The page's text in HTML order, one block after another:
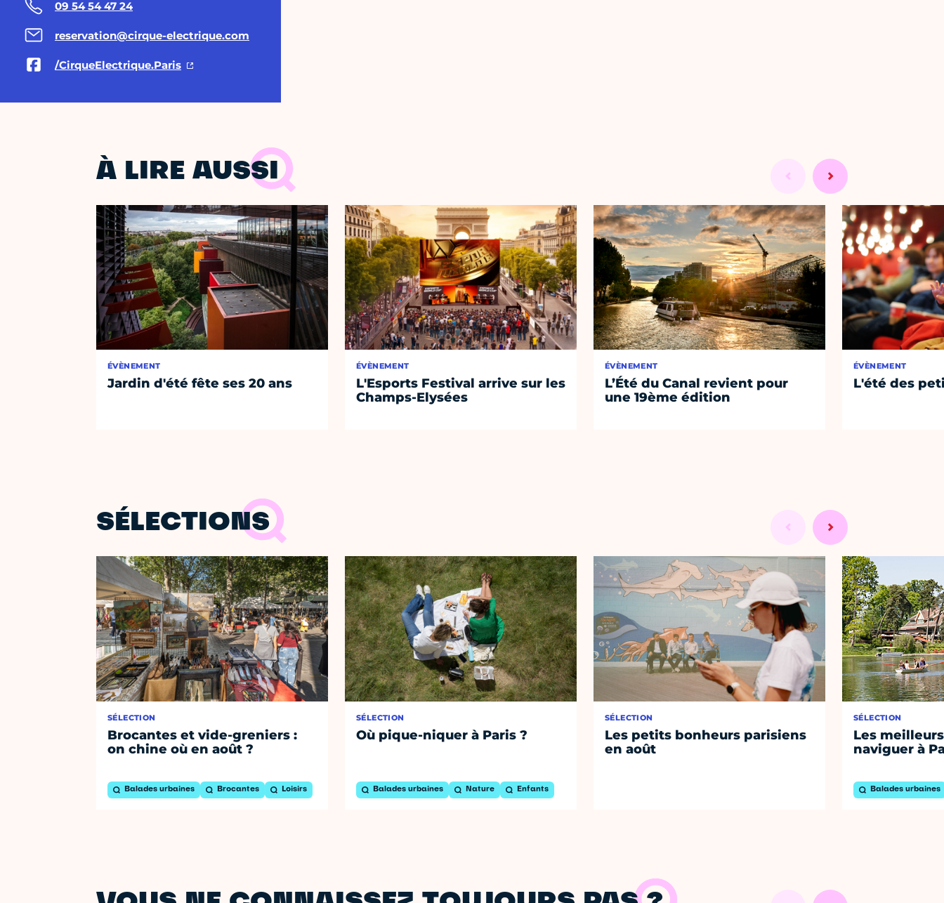
09 54 54 47 24
reservation@cirque-electrique.com
/CirqueElectrique.Paris
À LIRE AUSSI
ÉVÈNEMENT
Jardin d'été fête ses 20 ans
ÉVÈNEMENT
L'Esports Festival arrive sur les
Champs-Elysées
ÉVÈNEMENT
L’Été du Canal revient pour
une 19ème édition
ÉVÈNEMENT
L'été des
SÉLECTIONS
SÉLECTION
Brocantes et vide-greniers :
on chine où en août ?
Balades urbaines Brocantes Loisirs
SÉLECTION
Où pique-niquer à Paris ?
Balades urbaines Nature Enfants
SÉLECTION
Les petits bonheurs parisiens
en août
SÉLECTION
Les
naviguer à
Balades urbaines